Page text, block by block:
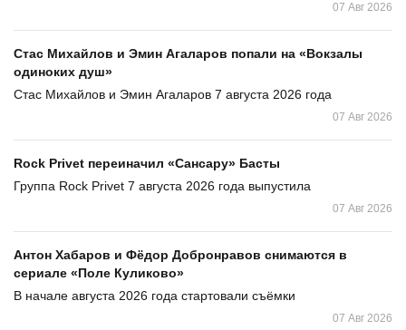
07 Авг 2026
Стас Михайлов и Эмин Агаларов попали на «Вокзалы
одиноких душ»
Стас Михайлов и Эмин Агаларов 7 августа 2026 года
07 Авг 2026
Rock Privet переиначил «Сансару» Басты
Группа Rock Privet 7 августа 2026 года выпустила
07 Авг 2026
Антон Хабаров и Фёдор Добронравов снимаются в
сериале «Поле Куликово»
В начале августа 2026 года стартовали съёмки
07 Авг 2026